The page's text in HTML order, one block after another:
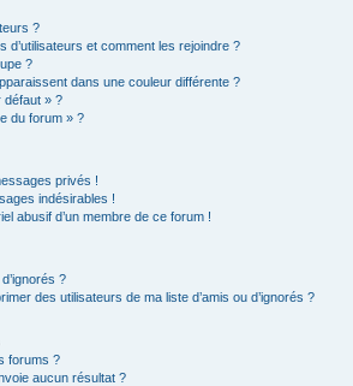
?
d’utilisateurs et comment les rejoindre ?
?
dans une couleur différente ?
défaut » ?
du forum » ?
privés !
indésirables !
abusif d’un membre de ce forum !
?
des utilisateurs de ma liste d’amis ou d’ignorés ?
forums ?
aucun résultat ?